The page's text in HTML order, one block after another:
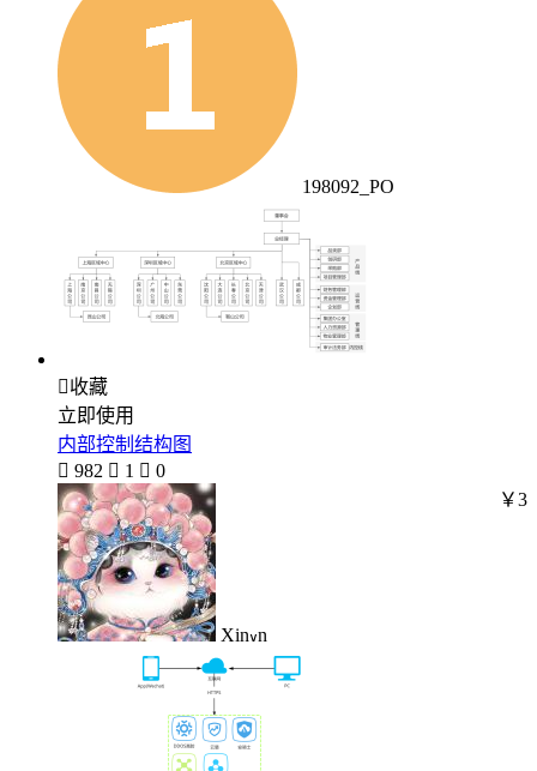
198092_PO
收藏
立即使用
内部控制结构图
 982  1  0
Xin៴n
￥3